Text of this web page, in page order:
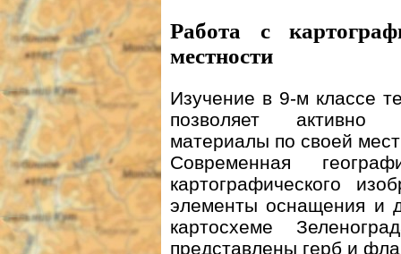
Работа с
местности
Изучение в 9-м классе
позволяет активно
материалы по своей
Современная
картографического
элементы оснащения и
картосхеме
представлены герб и